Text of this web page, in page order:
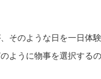
そのような日を一日体験
ように物事を選択するの